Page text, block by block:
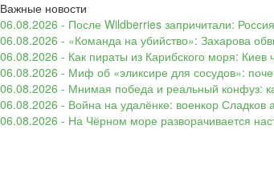
Важные новости
06.08.2026 - После Wildberries запричитали:
06.08.2026 - «Команда на убийство»: Захарова
06.08.2026 - Как пираты из Карибского моря:
06.08.2026 - Миф об «эликсире для сосудов»:
06.08.2026 - Мнимая победа и реальный конфуз:
06.08.2026 - Война на удалёнке: военкор
06.08.2026 - На Чёрном море разворачивается